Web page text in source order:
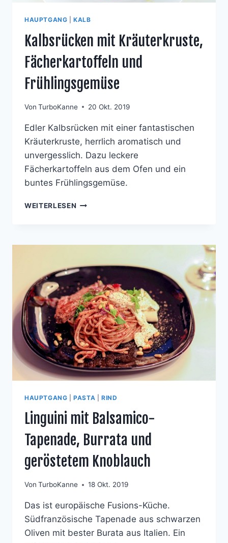
HAUPTGANG |KALB
Kalbsrücken mit Kräuterkruste,
Fächerkartoffeln und
Frühlingsgemüse
Von TurboKanne 20 Okt. 2019
Edler Kalbsrücken mit einer fantastischen
Kräuterkruste, herrlich aromatisch und
unvergesslich. Dazu leckere
Fächerkartoffeln aus dem Ofen und ein
buntes Frühlingsgemüse.
WEITERLESEN KALBSRÜCKEN
UND
HAUPTGANG |PASTA RIND
Linguini mit Balsamico-
Tapenade, Burrata und
geröstetem Knoblauch
Von TurboKanne 18 Okt. 2019
Das ist europäische Fusions-Küche.
Südfranzösische Tapenade aus schwarzen
Oliven mit bester Burata aus Italien. Ein